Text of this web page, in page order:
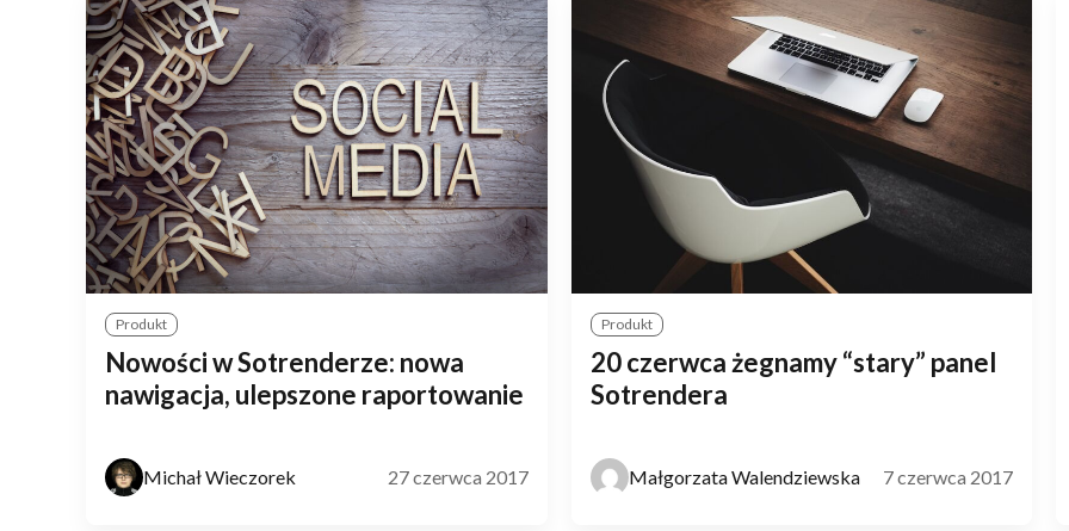
Produkt
Nowości w Sotrenderze: nowa
nawigacja, ulepszone raportowanie
Michał Wieczorek 27 czerwca 2017
Produkt
20 czerwca żegnamy “stary” panel
Sotrendera
Małgorzata Walendziewska 7 czerwca 2017